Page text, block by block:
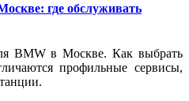
где обслуживать
BMW в Москве. Как выбрать
профильные сервисы,